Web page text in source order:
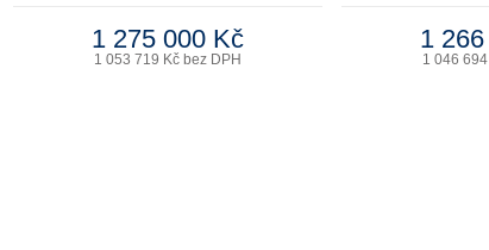
1 275 000 Kč
1 053 719 Kč bez DPH
1
1 046